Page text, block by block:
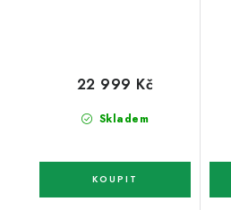
Skladem
22 999 Kč